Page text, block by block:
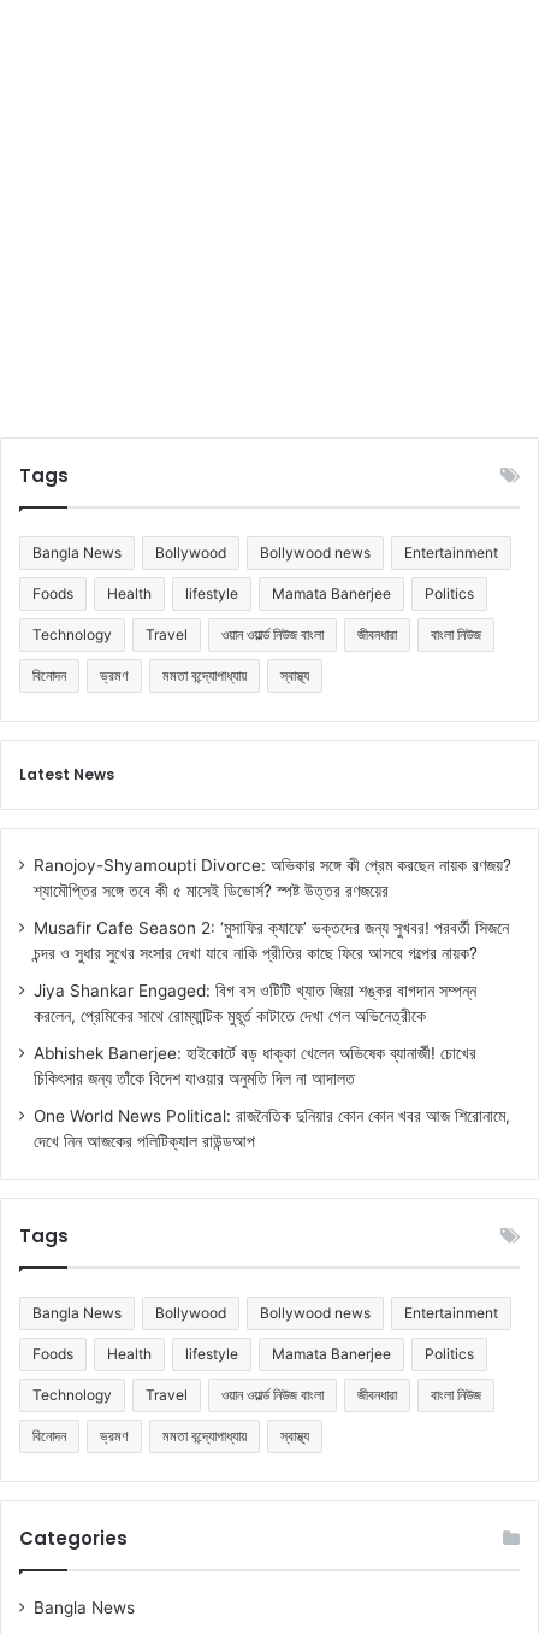
Tags
Bangla News Bollywood Bollywood news Entertainment
Foods Health lifestyle Mamata Banerjee Politics
Technology Travel ওয়ান ওয়ার্ল্ড নিউজ বাংলা জীবনধারা বাংলা নিউজ
বিনোদন ভ্রমণ মমতা বন্দ্যোপাধ্যায় স্বাস্থ্য
Latest News
Ranojoy-Shyamoupti Divorce: অভিকার সঙ্গে কী প্রেম করছেন নায়ক রণজয়?
শ্যামৌপ্তির সঙ্গে তবে কী ৫ মাসেই ডিভোর্স? স্পষ্ট উত্তর রণজয়ের
Musafir Cafe Season 2: ‘মুসাফির ক্যাফে’ ভক্তদের জন্য সুখবর! পরবর্তী সিজনে
চন্দর ও সুধার সুখের সংসার দেখা যাবে নাকি প্রীতির কাছে ফিরে আসবে গল্পের নায়ক?
Jiya Shankar Engaged: বিগ বস ওটিটি খ্যাত জিয়া শঙ্কর বাগদান সম্পন্ন
করলেন, প্রেমিকের সাথে রোম্যান্টিক মুহূর্ত কাটাতে দেখা গেল অভিনেত্রীকে
Abhishek Banerjee: হাইকোর্টে বড় ধাক্কা খেলেন অভিষেক ব্যানার্জী! চোখের
চিকিৎসার জন্য তাঁকে বিদেশ যাওয়ার অনুমতি দিল না আদালত
One World News Political: রাজনৈতিক দুনিয়ার কোন কোন খবর আজ শিরোনামে,
দেখে নিন আজকের পলিটিক্যাল রাউন্ডআপ
Tags
Bangla News Bollywood Bollywood news Entertainment
Foods Health lifestyle Mamata Banerjee Politics
Technology Travel ওয়ান ওয়ার্ল্ড নিউজ বাংলা জীবনধারা বাংলা নিউজ
বিনোদন ভ্রমণ মমতা বন্দ্যোপাধ্যায় স্বাস্থ্য
Categories
Bangla News